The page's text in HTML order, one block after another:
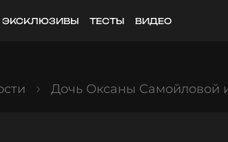
ЭКСКЛЮЗИВЫ ТЕСТЫ ВИДЕО
Дочь Оксаны Самойловой